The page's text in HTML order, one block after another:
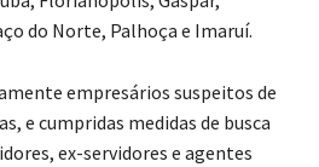
do Norte, Palhoça e Imaruí.
empresários suspeitos de
e cumpridas medidas de busca
ex-servidores e agentes